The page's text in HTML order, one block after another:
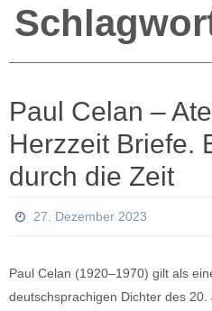
Paul Celan –
Herzzeit Briefe.
durch die Zeit
27. Dezember 2023
Paul Celan (1920–1970) gilt als
deutschsprachigen Dichter des 20.